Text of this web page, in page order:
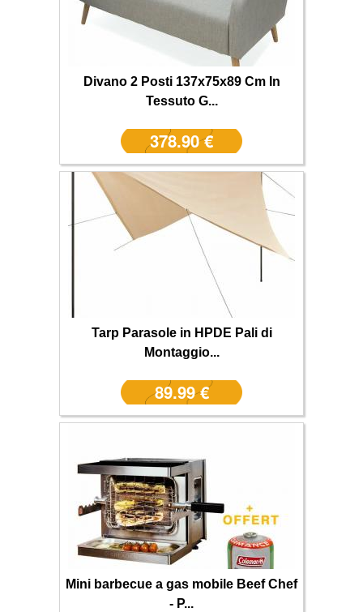
Divano 2 Posti 137x75x89 Cm In
Tessuto G...
378.90 €
Tarp Parasole in HPDE Pali di
Montaggio...
89.99 €
Mini barbecue a gas mobile Beef Chef
- P...